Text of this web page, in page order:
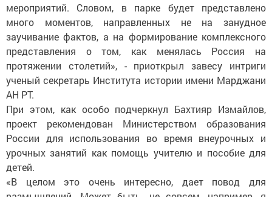
мероприятий. Словом, в парке будет представлено
много моментов, направленных не на занудное
заучивание фактов, а на формирование комплексного
представления о том, как менялась Россия на
протяжении столетий», - приоткрыл завесу интриги
ученый секретарь Института истории имени Марджани
АН РТ.
При этом, как особо подчеркнул Бахтияр Измайлов,
проект рекомендован Министерством образования
России для использования во время внеурочных и
урочных занятий как помощь учителю и пособие для
детей.
«В целом это очень интересно, дает повод для